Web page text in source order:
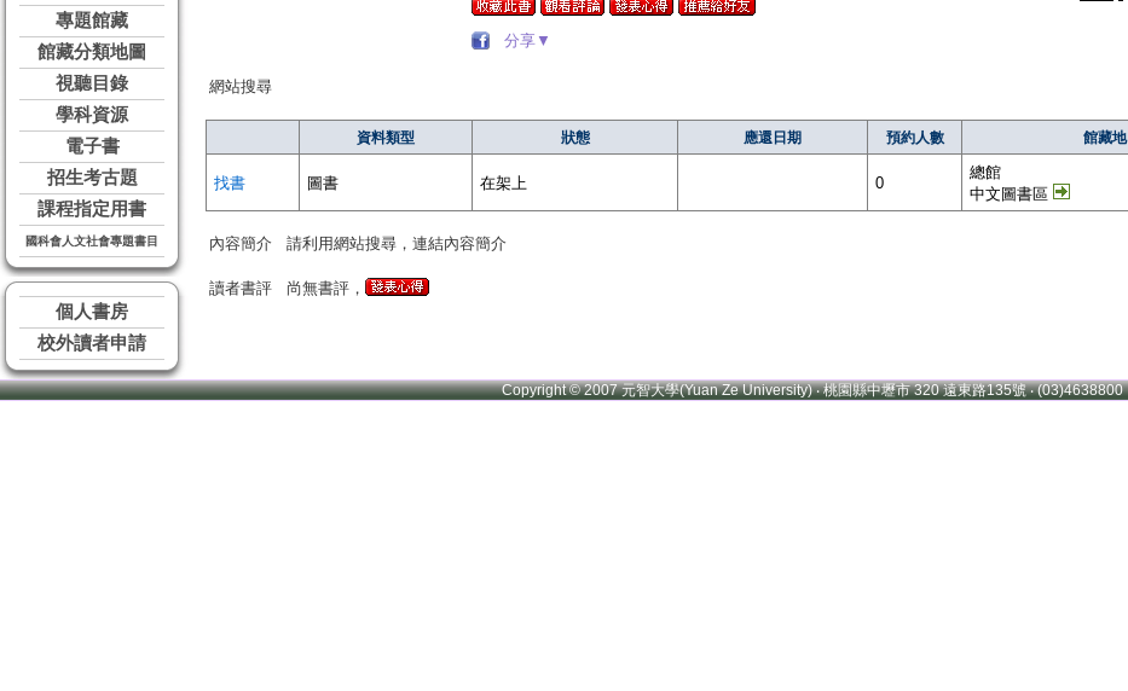
專題館藏
館藏分類地圖
視聽目錄
學科資源
電子書
招生考古題
課程指定用書
國科會人文社會專題書目
個人書房
校外讀者申請
分享▼
網站搜尋
資料類型 狀態 應還日期 預約人數 館藏地
找書 圖書 在架上 0
總館
中文圖書區
內容簡介 請利用網站搜尋，連結內容簡介
讀者書評 尚無書評，
Copyright © 2007 元智大學(Yuan Ze University) ‧ 桃園縣中壢市 320 遠東路135號 ‧ (03)4638800